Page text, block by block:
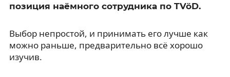
позиция наёмного сотрудника по TVöD.
Выбор непростой, и принимать его лучше как
можно раньше, предварительно всё хорошо
изучив.